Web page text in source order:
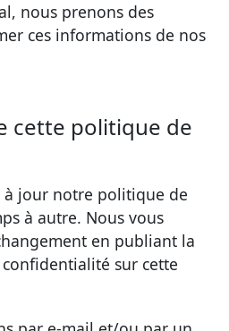
nous prenons des
ces informations de nos
cette politique de
à jour notre politique de
à autre. Nous vous
en publiant la
sur cette